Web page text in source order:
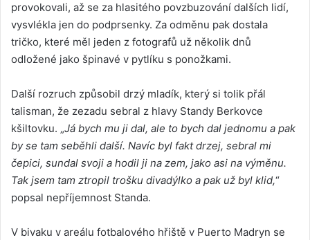
provokovali, až se za hlasitého povzbuzování dalších lidí,
vysvlékla jen do podprsenky. Za odměnu pak dostala
tričko, které měl jeden z fotografů už několik dnů
odložené jako špinavé v pytlíku s ponožkami.
Další rozruch způsobil drzý mladík, který si tolik přál
talisman, že zezadu sebral z hlavy Standy Berkovce
kšiltovku. „Já bych mu ji dal, ale to bych dal jednomu a pak
by se tam seběhli další. Navíc byl fakt drzej, sebral mi
čepici, sundal svoji a hodil ji na zem, jako asi na výměnu.
Tak jsem tam ztropil trošku divadýlko a pak už byl klid,“
popsal nepříjemnost Standa.
V bivaku v areálu fotbalového hřiště v Puerto Madryn se